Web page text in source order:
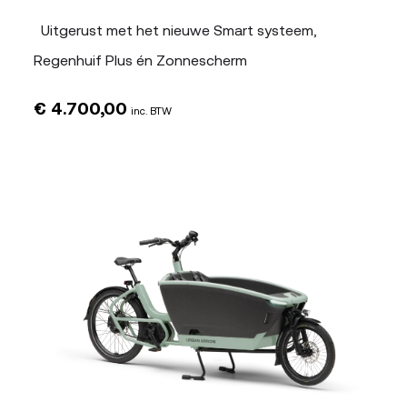
Uitgerust met het nieuwe Smart systeem,
Regenhuif Plus én Zonnescherm
€ 4.700,00 inc. BTW